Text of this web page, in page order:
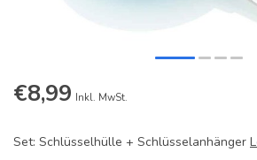
€8,99 Inkl. MwSt.
Set: Schlüsselhülle + Schlüsselanhänger